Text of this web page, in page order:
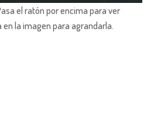
el ratón por encima para ver
en la imagen para agrandarla.